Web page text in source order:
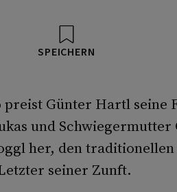
SPEICHERN
preist Günter Hartl
und
her, den traditionellen
seiner Zunft.